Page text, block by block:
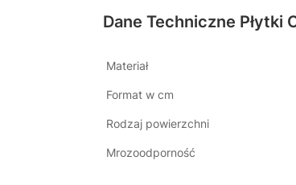
Dane Techniczne Płytki
Materiał
Format w cm
Rodzaj powierzchni
Mrozoodporność